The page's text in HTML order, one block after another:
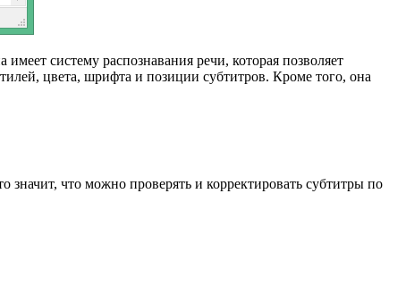
систему распознавания речи, которая позволяет
цвета, шрифта и позиции субтитров. Кроме того, она
значит, что можно проверять и корректировать субтитры по